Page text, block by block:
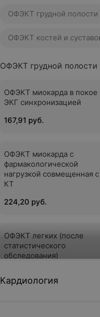
ОФЭКТ грудной полости
ОФЭКТ костей и
ОФЭКТ грудной полости
ОФЭКТ миокарда в покое
ЭКГ синхронизацией
167,91 руб.
ОФЭКТ миокарда с
фармакологической
нагрузкой совмещенная с
КТ
224,20 руб.
ОФЭКТ легких (после
статистического
обследования)
Кардиология